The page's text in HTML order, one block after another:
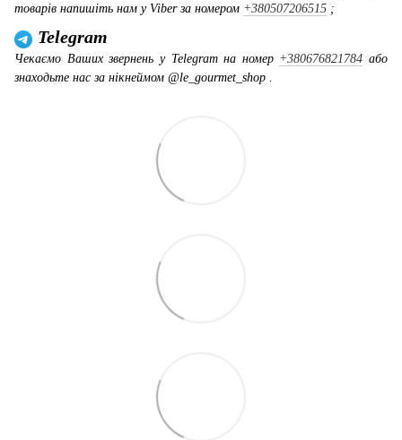
товарів напишіть нам у Viber за номером +380507206515 ;
Telegram
Чекаємо Ваших звернень у Telegram на номер +380676821784 або
знаходьте нас за нікнеймом @le_gourmet_shop .